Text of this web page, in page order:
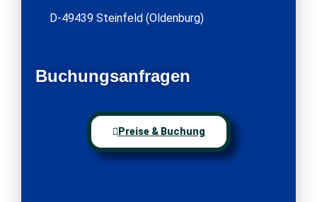
D-49439 Steinfeld (Oldenburg)
Buchungsanfragen
Preise & Buchung